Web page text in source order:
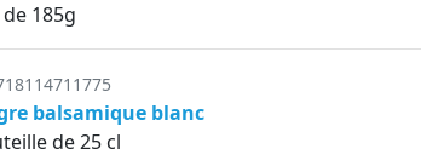
185g
balsamique blanc
de 25 cl